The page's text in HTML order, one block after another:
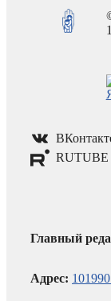
RUTUBE
Главный
Адрес: